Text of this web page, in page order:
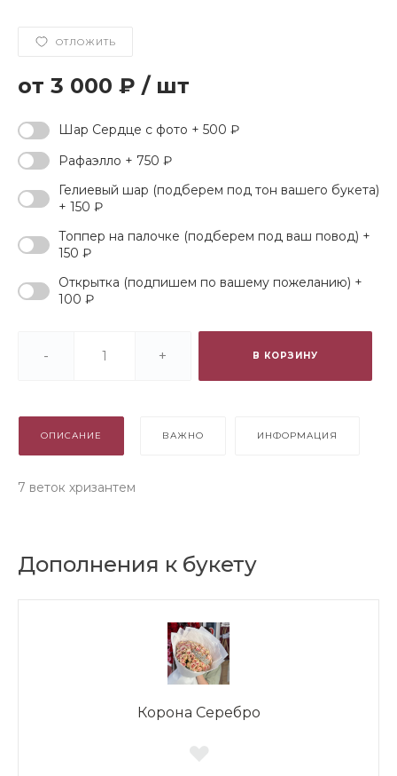
ОТЛОЖИТЬ
3 000 ₽ / шт
Шар Сердце с фото + 500 ₽
Рафаэлло + 750 ₽
Гелиевый шар (подберем под тон вашего букета)
+ 150 ₽
Топпер на палочке (подберем под ваш повод) +
150 ₽
Открытка (подпишем по вашему пожеланию) +
100 ₽
- + В КОРЗИНУ
ОПИСАНИЕ ВАЖНО ИНФОРМАЦИЯ
7 веток хризантем
Дополнения к букету
Корона Серебро